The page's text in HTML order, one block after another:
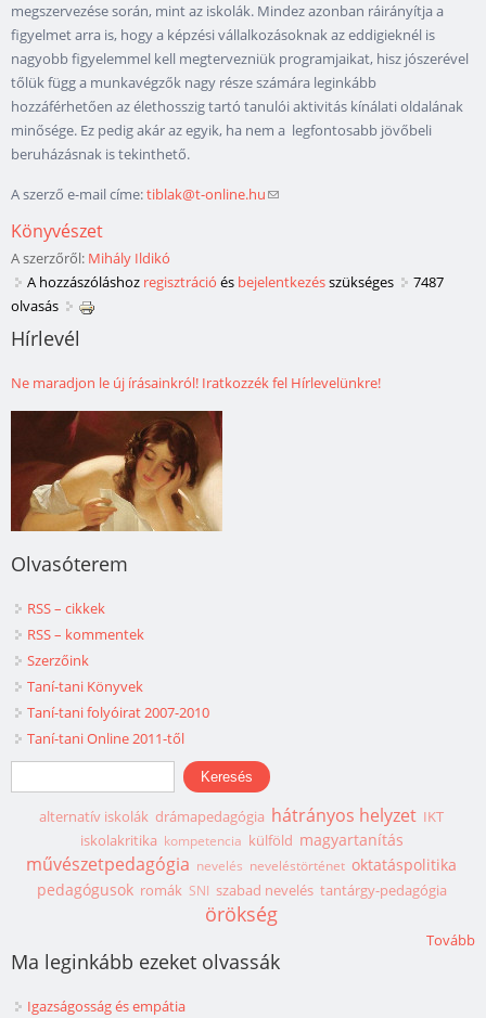
megszervezése során, mint az iskolák. Mindez azonban ráirányítja a
figyelmet arra is, hogy a képzési vállalkozásoknak az eddigieknél is
nagyobb figyelemmel kell megtervezniük programjaikat, hisz jószerével
tőlük függ a munkavégzők nagy része számára leginkább
hozzáférhetően az élethosszig tartó tanulói aktivitás kínálati oldalának
minősége. Ez pedig akár az egyik, ha nem a legfontosabb jövőbeli
beruházásnak is tekinthető.
A szerző e-mail címe:tiblak@t-online.hu(link sends e-mail)
Könyvészet
A szerzőről: Mihály Ildikó
A hozzászóláshoz regisztráció és bejelentkezésszükséges
7487
olvasás
Hírlevél
Ne maradjon le új írásainkról! Iratkozzék fel Hírlevelünkre!
Olvasóterem
RSS – cikkek
RSS – kommentek
Szerzőink
Taní-tani Könyvek
Taní-tani folyóirat 2007-2010
Taní-tani Online 2011-től
Keresés űrlap
Keresés
alternatív iskolák drámapedagógia hátrányos helyzet IKT
iskolakritika kompetencia külföld magyartanítás
művészetpedagógia nevelés neveléstörténet oktatáspolitika
pedagógusok romák SNI szabad nevelés tantárgy-pedagógia
örökség
Tovább
Ma leginkább ezeket olvassák
Igazságosság és empátia